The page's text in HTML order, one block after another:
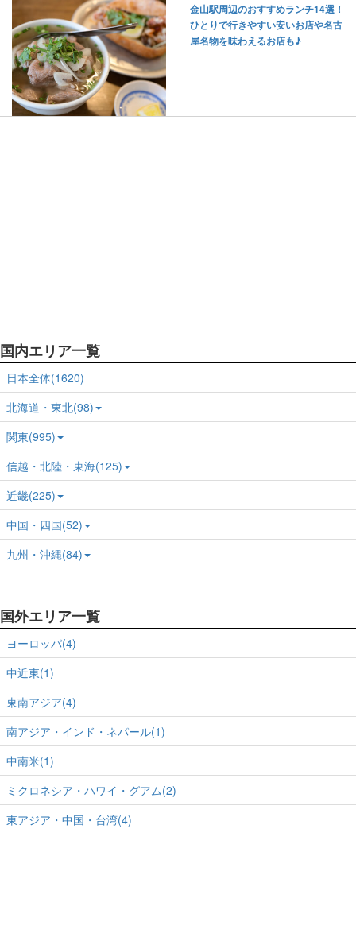
金山駅周辺のおすすめランチ14選！
ひとりで行きやすい安いお店や名古
屋名物を味わえるお店も♪
国内エリア一覧
日本全体(1620)
北海道・東北(98)
関東(995)
信越・北陸・東海(125)
近畿(225)
中国・四国(52)
九州・沖縄(84)
国外エリア一覧
ヨーロッパ(4)
中近東(1)
東南アジア(4)
南アジア・インド・ネパール(1)
中南米(1)
ミクロネシア・ハワイ・グアム(2)
東アジア・中国・台湾(4)